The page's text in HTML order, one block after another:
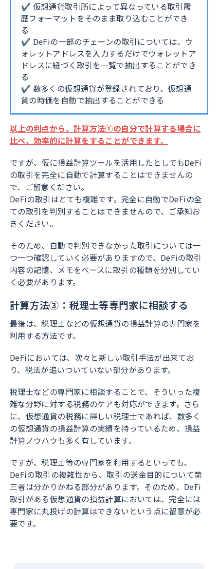
✔ 仮想通貨取引所によって異なっている取引履
歴フォーマットをそのまま取り込むことができ
る
✔ DeFiの一部のチェーンの取引については、ウ
ォレットアドレスを入力するだけでウォレットア
ドレスに紐づく取引を一覧で抽出することができ
る
✔ 数多くの仮想通貨が登録されており、仮想通
貨の時価を自動で抽出することができる
以上の利点から、計算方法①の自分で計算する場合に
比べ、効率的に計算をすることができます。
ですが、仮に損益計算ツールを活用したとしてもDeFi
の取引を完全に自動で計算することはできませんの
で、ご留意ください。
DeFiの取引はとても複雑です。完全に自動でDeFiの全
ての取引を判別することはできませんので、ご承知お
きください。
そのため、自動で判別できなかった取引については一
つ一つ確認していく必要がありますので、DeFiの取引
内容の記憶、メモをベースに取引の種類を分別してい
く必要があります。
計算方法③：税理士等専門家に相談する
最後は、税理士などの仮想通貨の損益計算の専門家を
利用する方法です。
DeFiにおいては、次々と新しい取引手法が出来てお
り、税法が追いついていない部分があります。
税理士などの専門家に相談することで、そういった複
雑な分野に対する税務のケアも対応ができます。さら
に、仮想通貨の税務に詳しい税理士であれば、数多く
の仮想通貨の損益計算の実績を持っているため、損益
計算ノウハウも多く有しています。
ですが、税理士等の専門家を利用するといっても、
DeFiの取引の複雑性から、取引の送金目的について第
三者は分かりかねる部分があります。そのため、DeFi
取引がある仮想通貨の損益計算においては、完全には
専門家に丸投げの計算はできないという点に留意が必
要です。